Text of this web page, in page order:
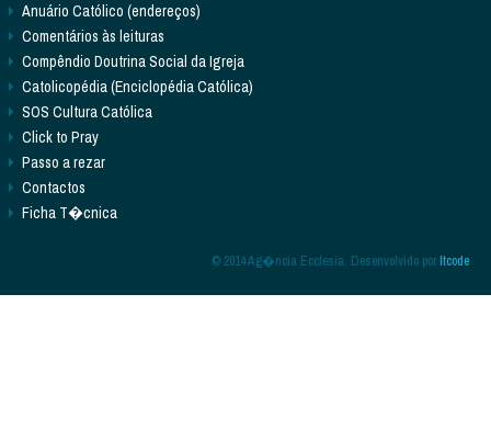
Anuário Católico (endereços)
Comentários às leituras
Compêndio Doutrina Social da Igreja
Catolicopédia (Enciclopédia Católica)
SOS Cultura Católica
Click to Pray
Passo a rezar
Contactos
Ficha T�cnica
© 2014 Ag�ncia Ecclesia. Desenvolvido porItcode